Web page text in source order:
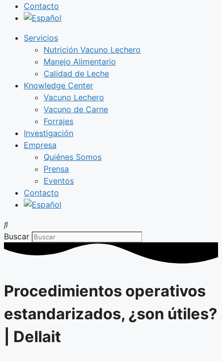
Contacto
Servicios
Nutrición Vacuno Lechero
Manejo Alimentario
Calidad de Leche
Knowledge Center
Vacuno Lechero
Vacuno de Carne
Forrajes
Investigación
Empresa
Quiénes Somos
Prensa
Eventos
Contacto
Buscar
Procedimientos operativos
estandarizados, ¿son útiles?
| Dellait